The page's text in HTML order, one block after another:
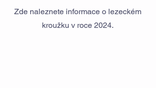
Zde naleznete informace o lezeckém
kroužku v roce 2024.